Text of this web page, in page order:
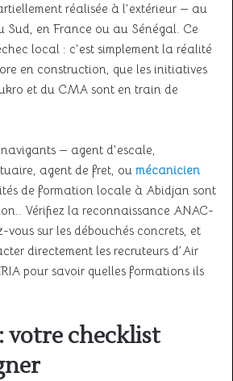
réalisée à l’extérieur — au
en France ou au Sénégal. Ce
local : c’est simplement la réalité
en construction, que les initiatives
et du CMA sont en train de
— agent d’escale,
agent de fret, ou mécanicien
de formation locale à Abidjan sont
Vérifiez la reconnaissance ANAC-
vous sur les débouchés concrets, et
directement les recruteurs d’Air
pour savoir quelles formations ils
votre checklist